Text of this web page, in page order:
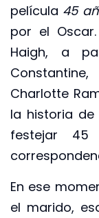
película 45
por el
Haigh, a
Charlotte
la historia
festejar 45
En ese
el marido,